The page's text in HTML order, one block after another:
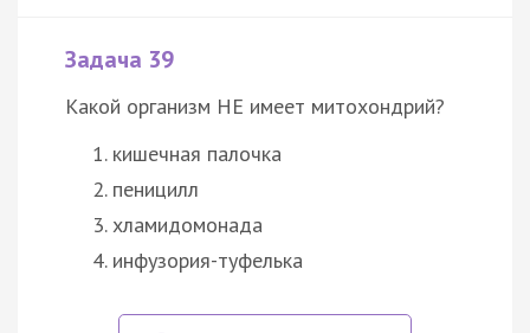
Задача 39
Какой организм НЕ имеет митохондрий?
кишечная палочка
пеницилл
хламидомонада
инфузория-туфелька